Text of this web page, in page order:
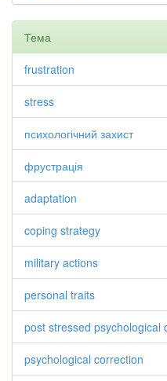
Тема
frustration
stress
психологічний захист
фрустрація
adaptation
coping strategy
military actions
personal traits
post stressed psychological
psychological correction